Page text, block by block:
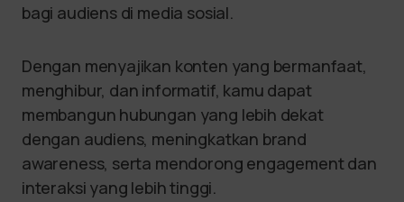
bagi audiens di media sosial.
Dengan menyajikan konten yang bermanfaat,
menghibur, dan informatif, kamu dapat
membangun hubungan yang lebih dekat
dengan audiens, meningkatkan brand
awareness, serta mendorong engagement dan
interaksi yang lebih tinggi.